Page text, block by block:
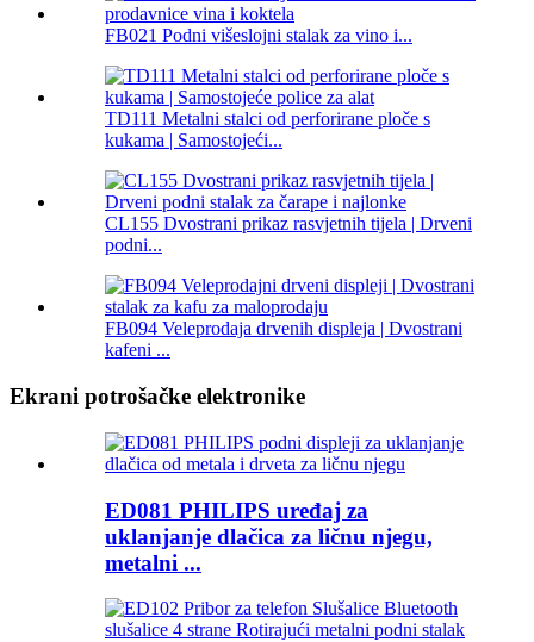
FB021 Podni višeslojni stalak za vino i...
TD111 Metalni stalci od perforirane ploče s
kukama | Samostojeći...
CL155 Dvostrani prikaz rasvjetnih tijela | Drveni
podni...
FB094 Veleprodaja drvenih displeja | Dvostrani
kafeni ...
Ekrani potrošačke elektronike
ED081 PHILIPS uređaj za
uklanjanje dlačica za ličnu njegu,
metalni ...